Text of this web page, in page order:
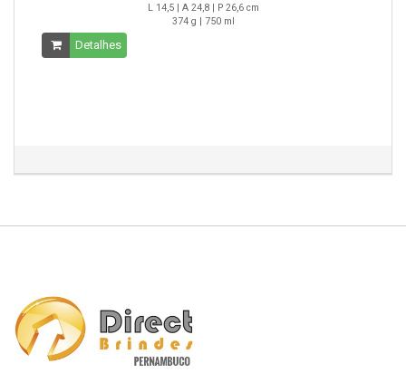
L 14,5 | A 24,8 | P 26,6 cm
374 g | 750 ml
Detalhes